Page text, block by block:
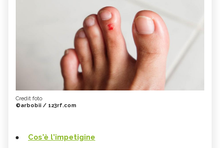
Credit foto
©arbobii / 123rf.com
Cos'è l'impetigine